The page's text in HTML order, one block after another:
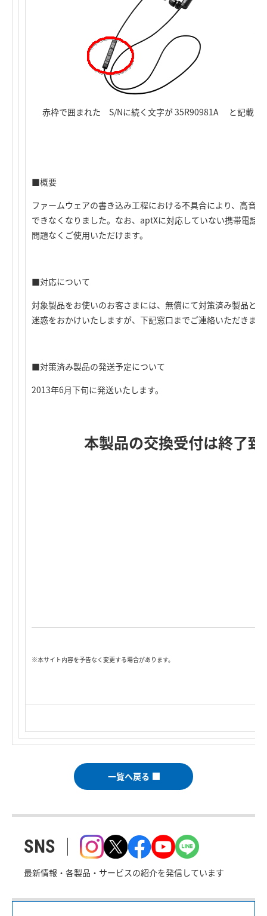
赤枠で囲まれた S/Nに続く文字が 35R90981A と記載さ
■概要
ファームウェアの書き込み工程における不具合により、高音
できなくなりました。なお、aptXに対応していない携帯電話
問題なくご使用いただけます。
■対応について
対象製品をお使いのお客さまには、無償にて対策済み製品と
迷惑をおかけいたしますが、下記窓口までご連絡いただきま
■対策済み製品の発送予定について
2013年6月下旬に発送いたします。
本製品の交換受付は終了
※本サイト内容を予告なく変更する場合があります。
一覧へ戻る
SNS
最新情報・各製品・サービスの紹介を発信しています